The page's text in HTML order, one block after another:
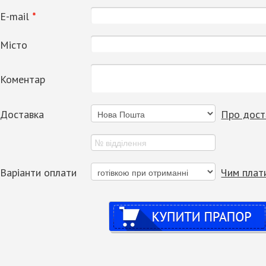
Е-mail *
Місто
Коментар
Доставка Про
Варіанти оплати Чим
Купити